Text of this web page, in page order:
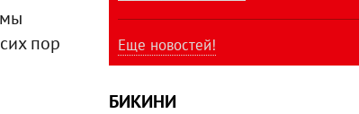
пор
Еще новостей!
БИКИНИ